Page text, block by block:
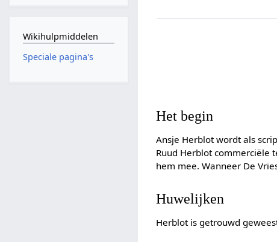
Het begin
Ansje Herblot wordt als
Ruud Herblot commerciële
hem mee. Wanneer De
Huwelijken
Herblot is getrouwd
Wikihulpmiddelen
Speciale pagina's